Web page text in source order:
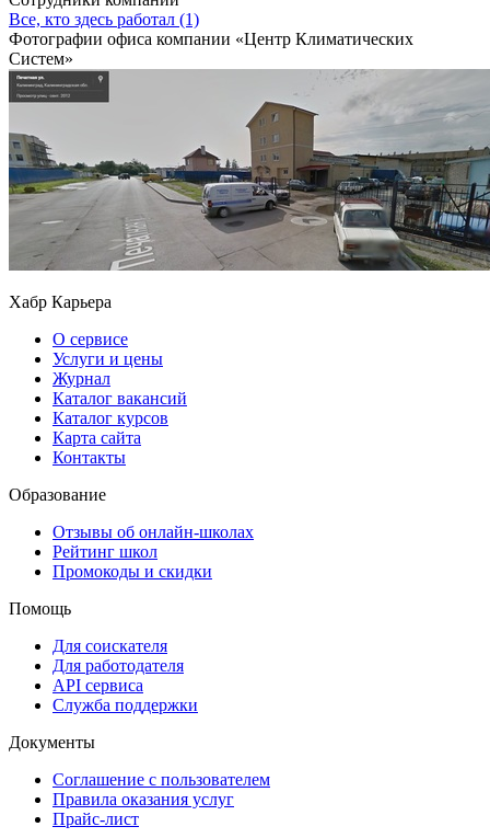
Все, кто здесь работал (1)
Фотографии офиса компании «Центр Климатических
Систем»
Хабр Карьера
О сервисе
Услуги и цены
Журнал
Каталог вакансий
Каталог курсов
Карта сайта
Контакты
Образование
Отзывы об онлайн-школах
Рейтинг школ
Промокоды и скидки
Помощь
Для соискателя
Для работодателя
API сервиса
Служба поддержки
Документы
Соглашение с пользователем
Правила оказания услуг
Прайс-лист